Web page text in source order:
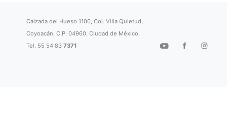
Calzada del Hueso 1100, Col. Villa Quietud,
Coyoacán, C.P. 04960, Ciudad de México.
Tel. 55 54 837371